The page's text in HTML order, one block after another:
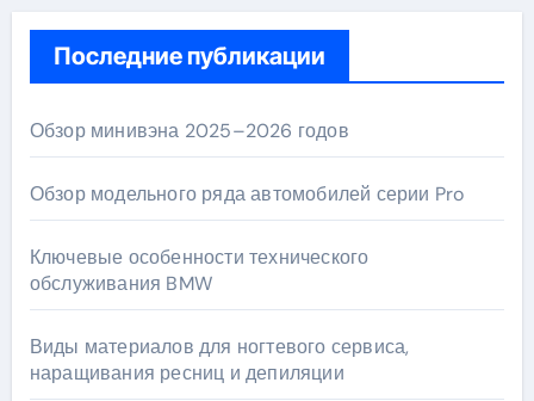
Последние публикации
Обзор минивэна 2025–2026 годов
Обзор модельного ряда автомобилей серии Pro
Ключевые особенности технического
обслуживания BMW
Виды материалов для ногтевого сервиса,
наращивания ресниц и депиляции